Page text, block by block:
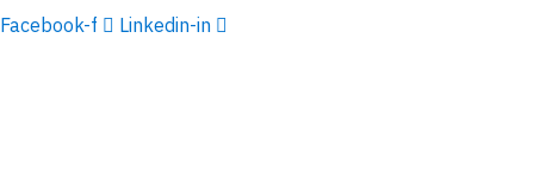
Facebook-f
Linkedin-in